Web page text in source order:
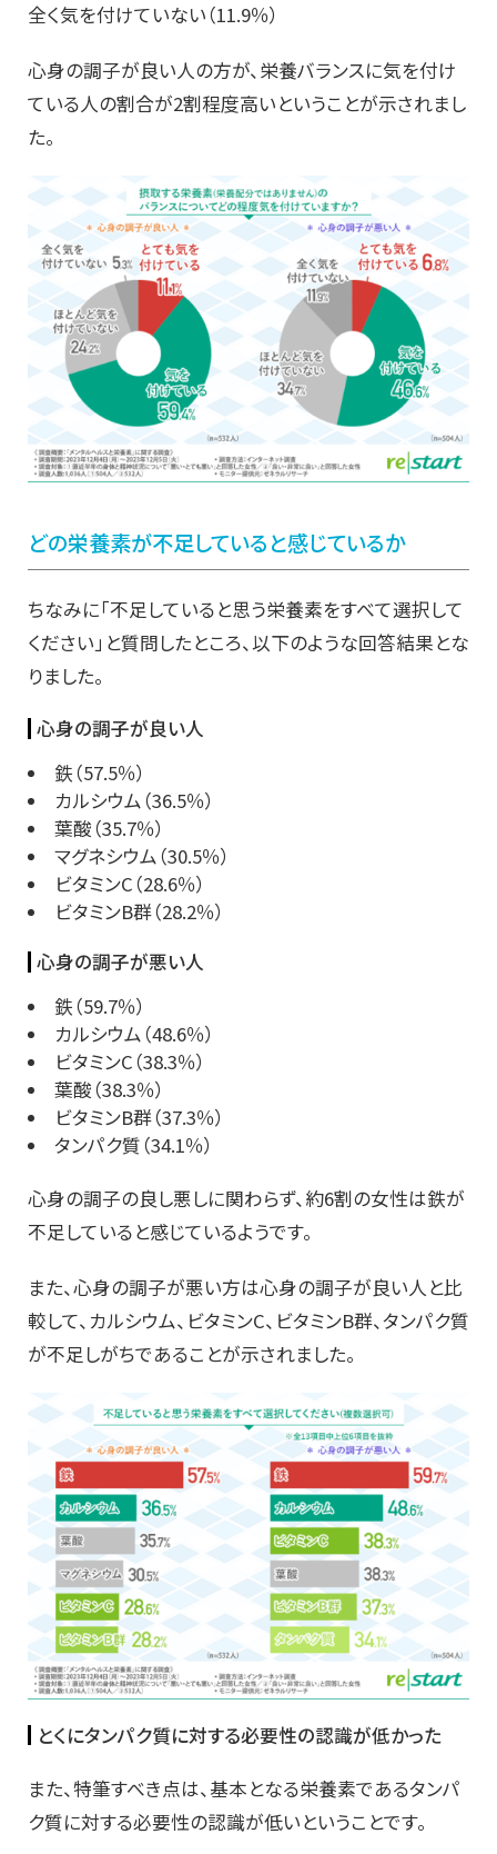
全く気を付けていない（11.9％）
心身の調子が良い人の方が、栄養バランスに気を付け
ている人の割合が2割程度高いということが示されまし
た。
どの栄養素が不足していると感じているか
ちなみに「不足していると思う栄養素をすべて選択して
ください」と質問したところ、以下のような回答結果とな
りました。
心身の調子が良い人
鉄（57.5％）
カルシウム（36.5％）
葉酸（35.7％）
マグネシウム（30.5％）
ビタミンC（28.6％）
ビタミンB群（28.2％）
心身の調子が悪い人
鉄（59.7％）
カルシウム（48.6％）
ビタミンC（38.3％）
葉酸（38.3％）
ビタミンB群（37.3％）
タンパク質（34.1％）
心身の調子の良し悪しに関わらず、約6割の女性は鉄が
不足していると感じているようです。
また、心身の調子が悪い方は心身の調子が良い人と比
較して、カルシウム、ビタミンC、ビタミンB群、タンパク質
が不足しがちであることが示されました。
とくにタンパク質に対する必要性の認識が低かった
また、特筆すべき点は、基本となる栄養素であるタンパ
ク質に対する必要性の認識が低いということです。